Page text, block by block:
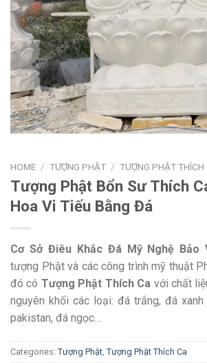
HOME / TƯỢNG PHẬT / TƯỢNG PHẬT THÍCH
Tượng Phật Bổn Sư Thích
Hoa Vi Tiếu Bằng Đá
Cơ Sở Điêu Khắc Đá Mỹ Nghệ Bảo
tượng Phật và các công trình mỹ thuật
đó có Tượng Phật Thích Ca với chất
nguyên khối các loại: đá trắng, đá
pakistan, đá ngọc…
Categories: Tượng Phật, Tượng Phật Thích Ca